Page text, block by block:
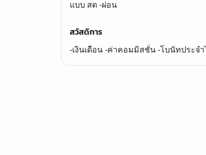
แบบ สด -ผ่อน
สวัสดิการ
-เงินเดือน -ค่าคอมมิสชั่น -โบนัทประจำ